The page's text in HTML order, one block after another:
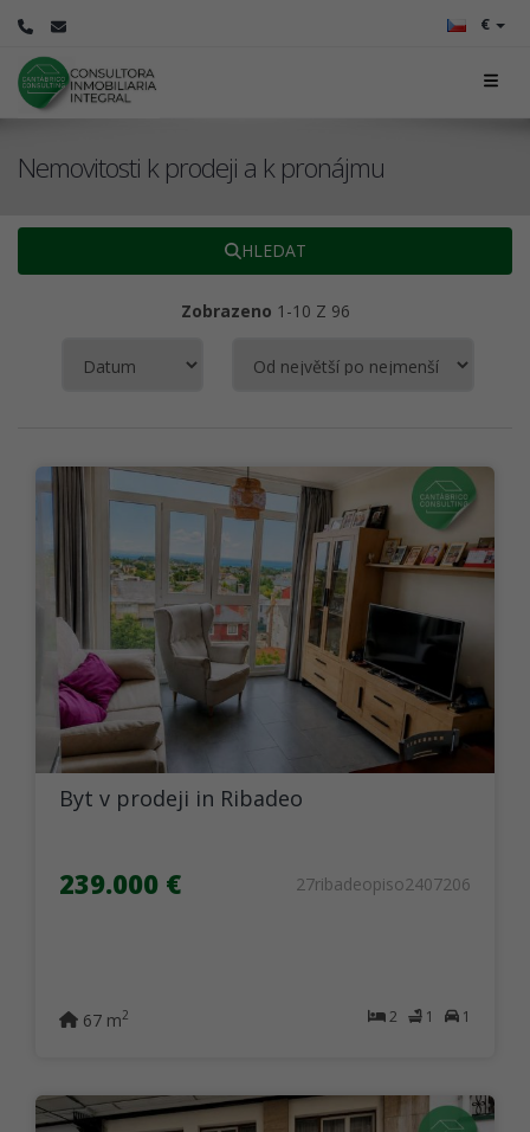
€
Nemovitosti k prodeji a k ​​pronájmu
HLEDAT
Zobrazeno 1-10 Z 96
Byt v prodeji in Ribadeo
239.000 € 27ribadeopiso2407206
2 1 1
67 m2